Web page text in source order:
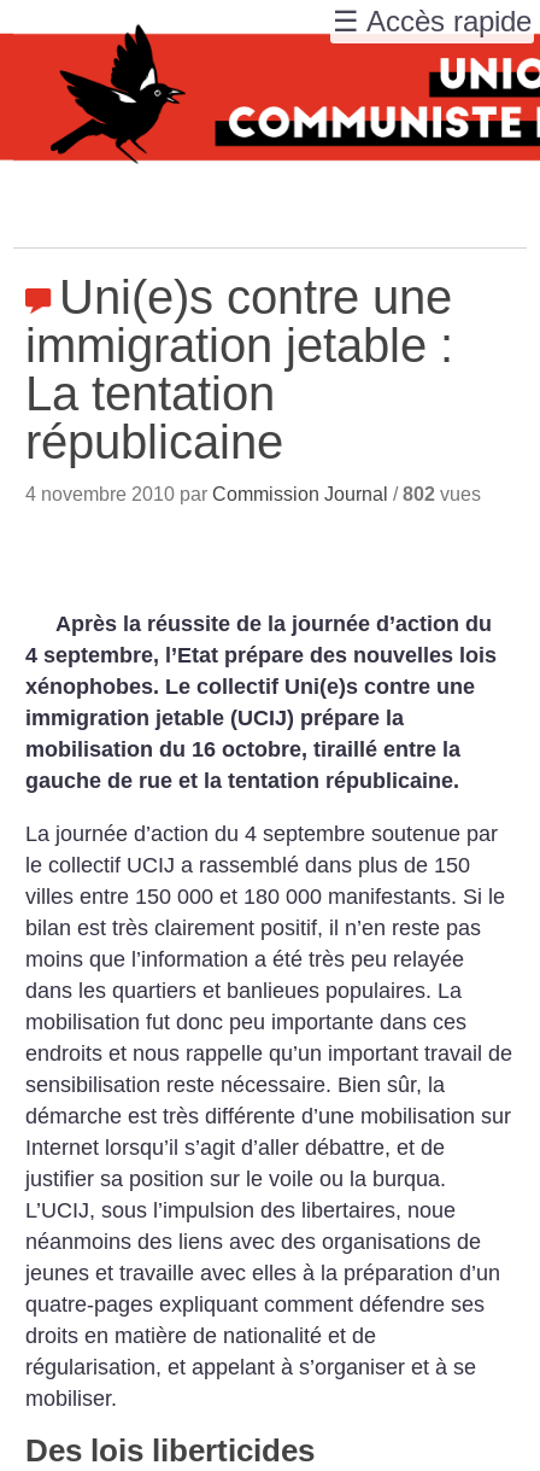
Uni(e)s contre une
immigration jetable :
La tentation
républicaine
4 novembre 2010 parCommission Journal /802 vues
Après la réussite de la journée d’action du
4 septembre, l’Etat prépare des nouvelles lois
xénophobes. Le collectif Uni(e)s contre une
immigration jetable (UCIJ) prépare la
mobilisation du 16 octobre, tiraillé entre la
gauche de rue et la tentation républicaine.
La journée d’action du 4 septembre soutenue par
le collectif UCIJ a rassemblé dans plus de 150
villes entre 150 000 et 180 000 manifestants. Si le
bilan est très clairement positif, il n’en reste pas
moins que l’information a été très peu relayée
dans les quartiers et banlieues populaires. La
mobilisation fut donc peu importante dans ces
endroits et nous rappelle qu’un important travail de
sensibilisation reste nécessaire. Bien sûr, la
démarche est très différente d’une mobilisation sur
Internet lorsqu’il s’agit d’aller débattre, et de
justifier sa position sur le voile ou la burqua.
L’UCIJ, sous l’impulsion des libertaires, noue
néanmoins des liens avec des organisations de
jeunes et travaille avec elles à la préparation d’un
quatre-pages expliquant comment défendre ses
droits en matière de nationalité et de
régularisation, et appelant à s’organiser et à se
mobiliser.
Des lois liberticides
☰ Accès rapide